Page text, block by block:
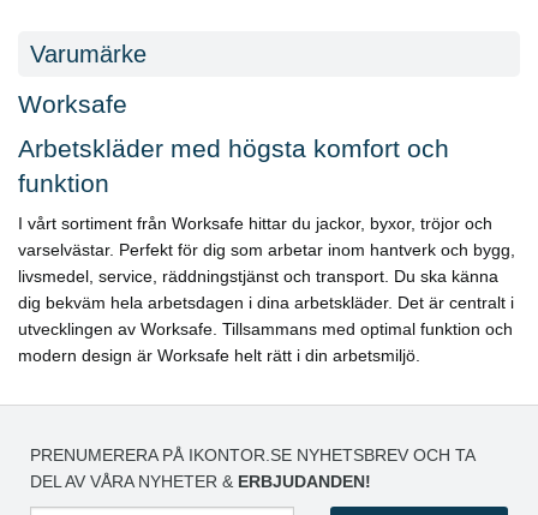
Varumärke
Worksafe
Arbetskläder med högsta komfort och
funktion
I vårt sortiment från Worksafe hittar du jackor, byxor, tröjor och
varselvästar. Perfekt för dig som arbetar inom hantverk och bygg,
livsmedel, service, räddningstjänst och transport. Du ska känna
dig bekväm hela arbetsdagen i dina arbetskläder. Det är centralt i
utvecklingen av Worksafe. Tillsammans med optimal funktion och
modern design är Worksafe helt rätt i din arbetsmiljö.
PRENUMERERA PÅ IKONTOR.SE NYHETSBREV OCH TA
DEL AV VÅRA NYHETER & ERBJUDANDEN!